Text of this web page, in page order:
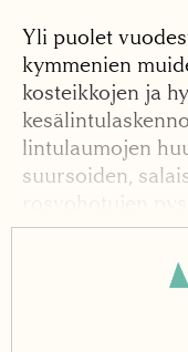
Yli puolet
kymmenien
kosteikkojen ja
lintulaumojen
suursoiden,
rosvohotujen
erämaan ominta.
kävin Lapin
nousemassa